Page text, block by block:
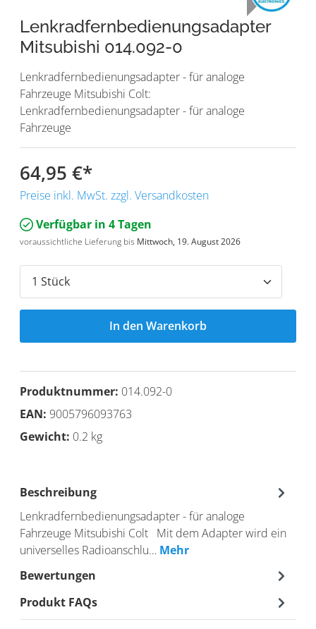
Lenkradfernbedienungsadapter
Mitsubishi 014.092-0
Lenkradfernbedienungsadapter - für analoge
Fahrzeuge Mitsubishi Colt:
Lenkradfernbedienungsadapter - für analoge
Fahrzeuge
64,95 €*
Preise inkl. MwSt. zzgl. Versandkosten
Verfügbar in 4 Tagen
voraussichtliche Lieferung bis Mittwoch, 19. August 2026
In den Warenkorb
Produktnummer: 014.092-0
EAN: 9005796093763
Gewicht: 0.2 kg
Beschreibung
Lenkradfernbedienungsadapter - für analoge
Fahrzeuge Mitsubishi Colt Mit dem Adapter wird ein
universelles Radioanschlu… Mehr
Bewertungen
Produkt FAQs